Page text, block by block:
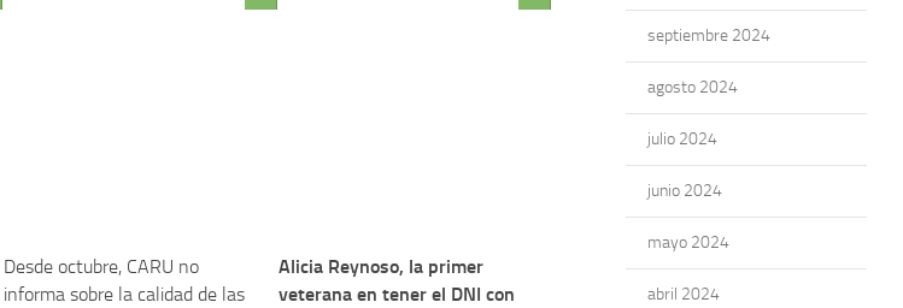
Desde octubre, CARU no
informa sobre la calidad de las
Alicia Reynoso, la primer
veterana en tener el DNI con
septiembre 2024
agosto 2024
julio 2024
junio 2024
mayo 2024
abril 2024